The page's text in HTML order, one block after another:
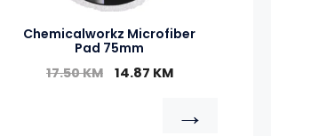
Chemicalworkz Microfiber
Pad 75mm
17.50KM 14.87 KM
→